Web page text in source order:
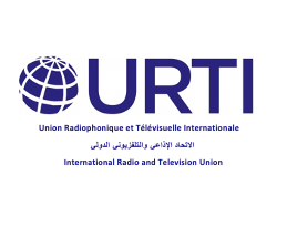
contenu
principal